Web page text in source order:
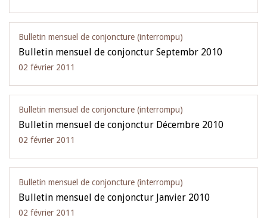
Bulletin mensuel de conjoncture (interrompu)
Bulletin mensuel de conjonctur Septembr 2010
02 février 2011
Bulletin mensuel de conjoncture (interrompu)
Bulletin mensuel de conjonctur Décembre 2010
02 février 2011
Bulletin mensuel de conjoncture (interrompu)
Bulletin mensuel de conjonctur Janvier 2010
02 février 2011